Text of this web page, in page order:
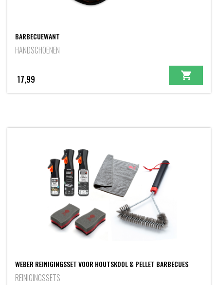
BARBECUEWANT
HANDSCHOENEN
17,99
WEBER REINIGINGSSET VOOR HOUTSKOOL & PELLET BARBECUES
REINIGINGSSETS